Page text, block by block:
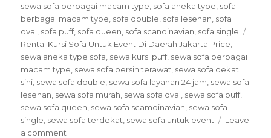
sewa sofa berbagai macam type sofa aneka type sofa
berbagai macam type sofa double sofa lesehan sofa
oval sofa puff, sofa queen sofa scandinavian sofa single
Rental Kursi Sofa Untuk Event Di Daerah Jakarta Price
sewa aneka type sofa sewa kursi puff, sewa sofa berbagai
macam type sewa sofa bersih terawat sewa sofa dekat
sini sewa sofa double sewa sofa layanan 24 jam sewa sofa
lesehan sewa sofa murah sewa sofa oval sewa sofa puff,
sewa sofa queen sewa sofa scamdinavian sewa sofa
single sewa sofa terdekat sewa sofa untuk event
Leave
a comment